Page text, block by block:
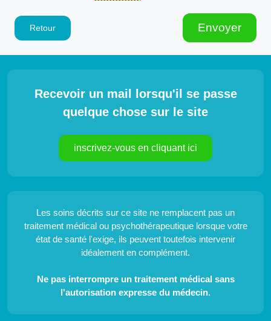
Retour Envoyer
Recevoir un mail lorsqu'il se passe
quelque chose sur le site
inscrivez-vous en cliquant ici
Les soins décrits sur ce site ne remplacent pas un
traitement médical ou psychothérapeutique lorsque votre
état de santé l'exige, ils peuvent toutefois intervenir
idéalement en complément.
Ne pas interrompre un traitement médical sans
l'autorisation expresse du médecin.